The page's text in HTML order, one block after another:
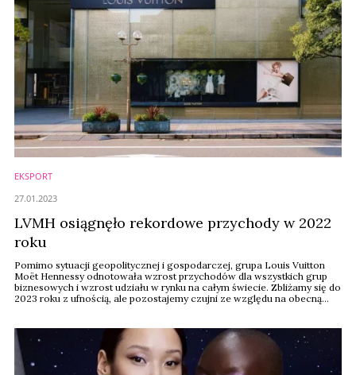
EKSPORT
LVMH osiągnęło rekordowe przychody w 2022
roku
Pomimo sytuacji geopolitycznej i gospodarczej, grupa Louis Vuitton
Moët Hennessy odnotowała wzrost przychodów dla wszystkich grup
biznesowych i wzrost udziału w rynku na całym świecie. Zbliżamy się do
2023 roku z ufnością, ale pozostajemy czujni ze względu na obecną
27.01.2023